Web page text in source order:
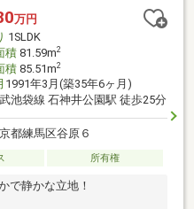
手伝いします ━━━━━・・・
合わせください。
万円
1SLDK
積81.59m2
積85.51m2
1991年3月(築35年6ヶ月)
池袋線 石神井公園駅 徒歩25分
都練馬区谷原６
所有権
で静かな立地！